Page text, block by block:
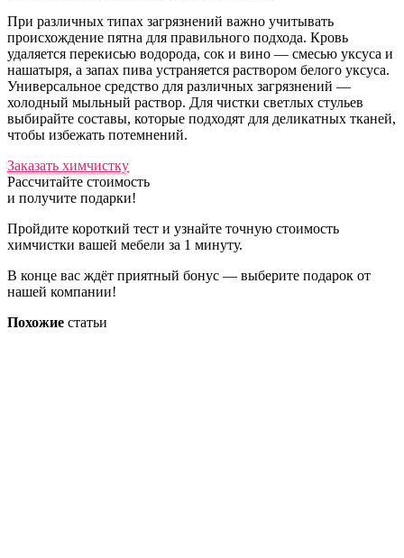
При различных типах загрязнений важно учитывать
происхождение пятна для правильного подхода. Кровь
удаляется перекисью водорода, сок и вино — смесью уксуса и
нашатыря, а запах пива устраняется раствором белого уксуса.
Универсальное средство для различных загрязнений —
холодный мыльный раствор. Для чистки светлых стульев
выбирайте составы, которые подходят для деликатных тканей,
чтобы избежать потемнений.
Заказать химчистку
Рассчитайте стоимость
и получите подарки!
Пройдите короткий тест и узнайте точную стоимость
химчистки вашей мебели за 1 минуту.
В конце вас ждёт приятный бонус — выберите подарок от
нашей компании!
Похожие статьи